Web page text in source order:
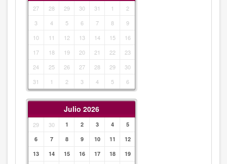
27 28 29 30 31 1
2
3
4 5 6 7 8
9
10
11 12 13 14 15
16
17
18 19 20 21 22
23
24
25 26 27 28 29
30
31
1 2 3 4 5 6
Julio 2026
29 30 1 2 3 4
5
6
7 8 9 10 11
12
13
14 15 16 17 18
19